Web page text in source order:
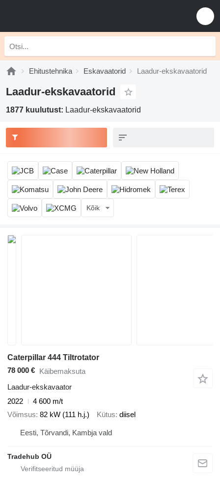
Ehitustehnika Eskavaatorid Laadur-ekskavaatorid
Laadur-ekskavaatorid
1877 kuulutust: Laadur-ekskavaatorid
Kõik
Caterpillar 444 Tiltrotator
78 000 € Käibemaksuta
Laadur-ekskavaator
2022
4 600 m/t
Võimsus 82 kW (111 h.j.) Kütus diisel
Eesti, Tõrvandi, Kambja vald
Tradehub OÜ